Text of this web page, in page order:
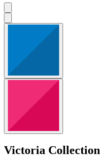
Victoria Collection